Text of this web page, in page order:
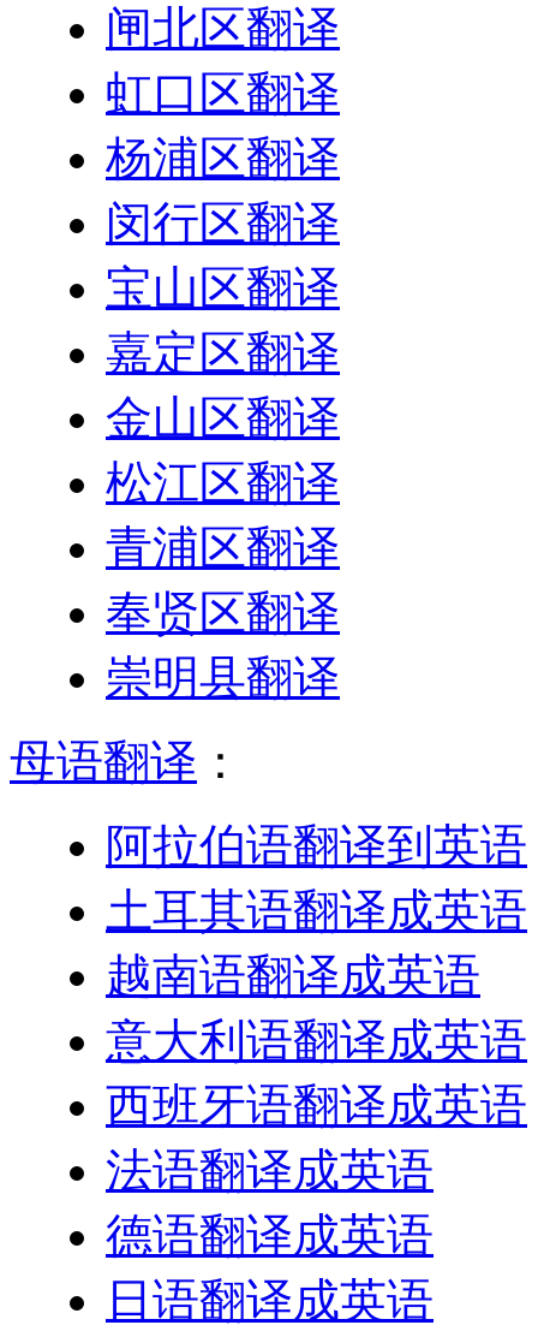
闸北区翻译
虹口区翻译
杨浦区翻译
闵行区翻译
宝山区翻译
嘉定区翻译
金山区翻译
松江区翻译
青浦区翻译
奉贤区翻译
崇明县翻译
母语翻译 ：
阿拉伯语翻译到英语
土耳其语翻译成英语
越南语翻译成英语
意大利语翻译成英语
西班牙语翻译成英语
法语翻译成英语
德语翻译成英语
日语翻译成英语